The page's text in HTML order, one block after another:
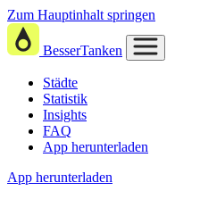
Zum Hauptinhalt springen
BesserTanken
Städte
Statistik
Insights
FAQ
App herunterladen
App herunterladen